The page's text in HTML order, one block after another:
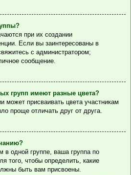
при их создании
Если вы заинтересованы в
с администратором;
сообщение.
групп имеют разные цвета?
может присваивать цвета участникам
проще отличать друг от друга.
в одной группе, ваша группа по
того, чтобы определить, какие
быть вам присвоены.